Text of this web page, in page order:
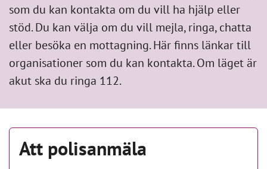
som du kan kontakta om du vill ha hjälp eller
stöd. Du kan välja om du vill mejla, ringa, chatta
eller besöka en mottagning. Här finns länkar till
organisationer som du kan kontakta. Om läget är
akut ska du ringa 112.
Att polisanmäla